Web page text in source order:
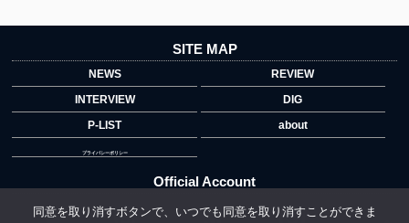
SITE MAP
NEWS
REVIEW
INTERVIEW
DIG
P-LIST
about
プライバシーポリシー
Official Account
同意を取り消すボタンで、いつでも同意を取り消すことができま